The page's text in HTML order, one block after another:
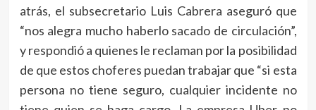
atrás, el subsecretario Luis Cabrera aseguró que
“nos alegra mucho haberlo sacado de circulación”,
y respondió a quienes le reclaman por la posibilidad
de que estos choferes puedan trabajar que “si esta
persona no tiene seguro, cualquier incidente no